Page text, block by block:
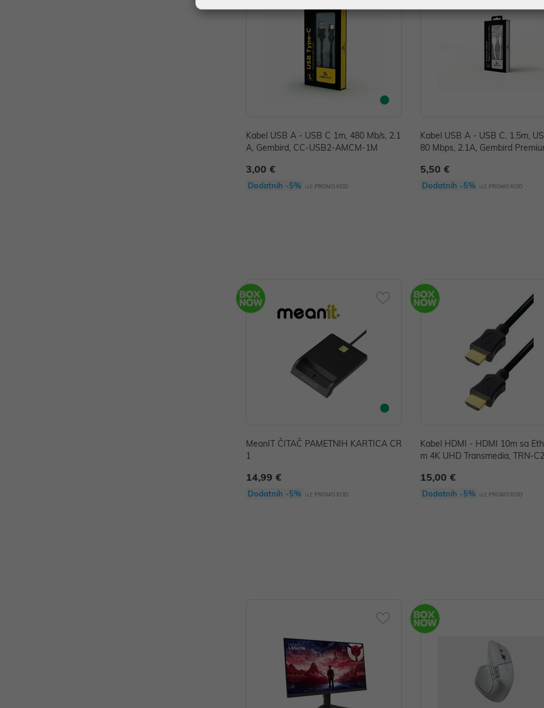
Kabel USB A - USB C 1m, 480 Mb/s, 2.1
A, Gembird, CC-USB2-AMCM-1M
3,00 €
Dodatnih -5% uz PROMO KOD
Kabel USB A - USB C, 1.5m,
80 Mbps, 2.1A, Gembird
5,50 €
Dodatnih -5% uz PROMO KOD
MeanIT ČITAČ PAMETNIH KARTICA CR
1
14,99 €
Dodatnih -5% uz PROMO KOD
Kabel HDMI - HDMI 10m sa
m 4K UHD Transmedia, TRN-
15,00 €
Dodatnih -5% uz PROMO KOD